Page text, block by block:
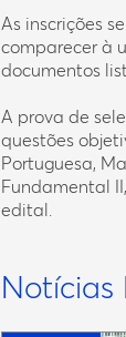
As inscrições
comparecer à
documentos
A prova de
questões
Portuguesa,
Fundamental
edital.
Notícias